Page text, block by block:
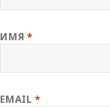
ИМЯ *
EMAIL*